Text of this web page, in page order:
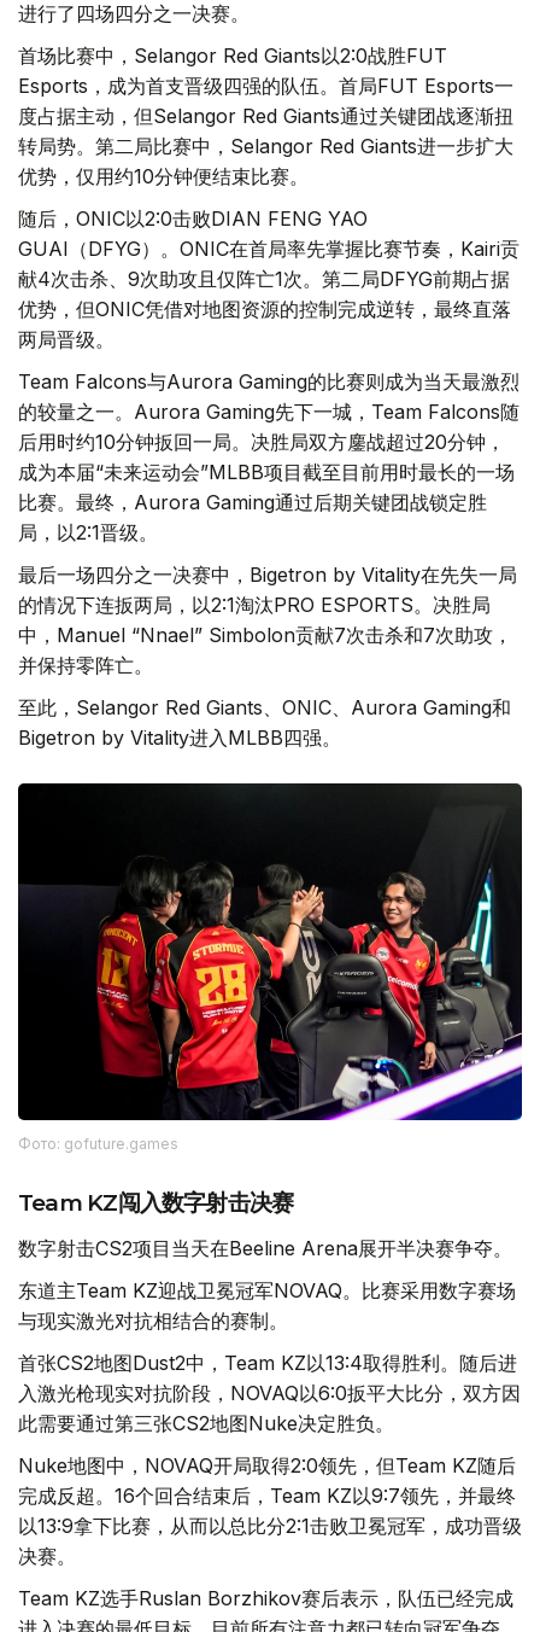
进行了四场四分之一决赛。
首场比赛中，Selangor Red Giants以2:0战胜FUT
Esports，成为首支晋级四强的队伍。首局FUT Esports一
度占据主动，但Selangor Red Giants通过关键团战逐渐扭
转局势。第二局比赛中，Selangor Red Giants进一步扩大
优势，仅用约10分钟便结束比赛。
随后，ONIC以2:0击败DIAN FENG YAO
GUAI（DFYG）。ONIC在首局率先掌握比赛节奏，Kairi贡
献4次击杀、9次助攻且仅阵亡1次。第二局DFYG前期占据
优势，但ONIC凭借对地图资源的控制完成逆转，最终直落
两局晋级。
Team Falcons与Aurora Gaming的比赛则成为当天最激烈
的较量之一。Aurora Gaming先下一城，Team Falcons随
后用时约10分钟扳回一局。决胜局双方鏖战超过20分钟，
成为本届“未来运动会”MLBB项目截至目前用时最长的一场
比赛。最终，Aurora Gaming通过后期关键团战锁定胜
局，以2:1晋级。
最后一场四分之一决赛中，Bigetron by Vitality在先失一局
的情况下连扳两局，以2:1淘汰PRO ESPORTS。决胜局
中，Manuel “Nnael” Simbolon贡献7次击杀和7次助攻，
并保持零阵亡。
至此，Selangor Red Giants、ONIC、Aurora Gaming和
Bigetron by Vitality进入MLBB四强。
Фото: gofuture.games
Team KZ闯入数字射击决赛
数字射击CS2项目当天在Beeline Arena展开半决赛争夺。
东道主Team KZ迎战卫冕冠军NOVAQ。比赛采用数字赛场
与现实激光对抗相结合的赛制。
首张CS2地图Dust2中，Team KZ以13:4取得胜利。随后进
入激光枪现实对抗阶段，NOVAQ以6:0扳平大比分，双方因
此需要通过第三张CS2地图Nuke决定胜负。
Nuke地图中，NOVAQ开局取得2:0领先，但Team KZ随后
完成反超。16个回合结束后，Team KZ以9:7领先，并最终
以13:9拿下比赛，从而以总比分2:1击败卫冕冠军，成功晋级
决赛。
Team KZ选手Ruslan Borzhikov赛后表示，队伍已经完成